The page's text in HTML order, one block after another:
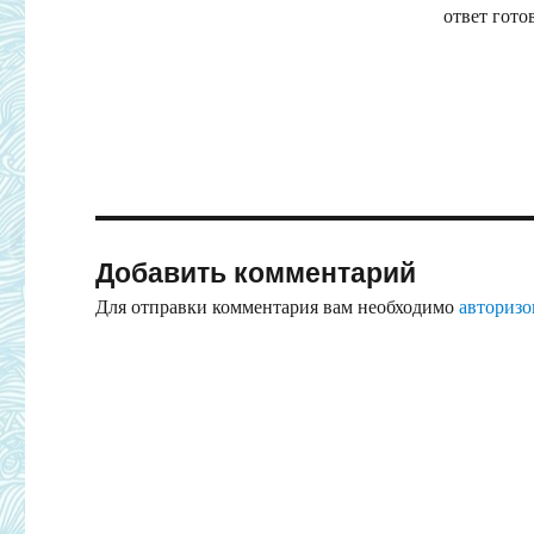
ответ
Добавить комментарий
Для отправки комментария вам необходимо